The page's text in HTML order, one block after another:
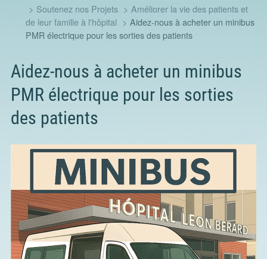
Soutenez nos Projets
Améliorer la vie des patients et
de leur famille à l'hôpital
Aidez-nous à acheter un minibus
PMR électrique pour les sorties des patients
Aidez-nous à acheter un minibus
PMR électrique pour les sorties
des patients